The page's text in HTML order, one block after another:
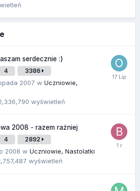
serdecznie :)
4 3386
2007 w Uczniowie,
wyświetleń
2008 - razem raźniej
4 2892
2008 w Uczniowie, Nastolatki
wyświetleń